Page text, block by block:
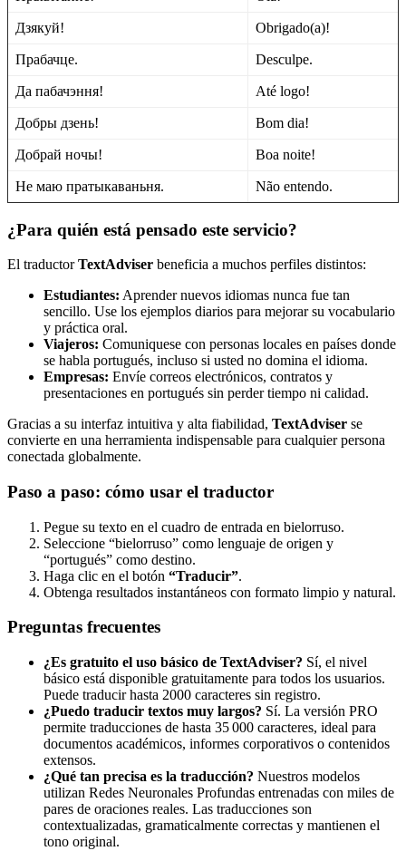
Дзякуй! Obrigado(a)!
Прабачце. Desculpe.
Да пабачэння! Até logo!
Добры дзень! Bom dia!
Добрай ночы! Boa noite!
Не маю пратыкаваньня. Não entendo.
¿Para quién está pensado este servicio?
El traductorTextAdviser beneficia a muchos perfiles distintos:
Estudiantes: Aprender nuevos idiomas nunca fue tan
sencillo. Use los ejemplos diarios para mejorar su vocabulario
y práctica oral.
Viajeros: Comuniquese con personas locales en países donde
se habla portugués, incluso si usted no domina el idioma.
Empresas: Envíe correos electrónicos, contratos y
presentaciones en portugués sin perder tiempo ni calidad.
Gracias a su interfaz intuitiva y alta fiabilidad, TextAdviser se
convierte en una herramienta indispensable para cualquier persona
conectada globalmente.
Paso a paso: cómo usar el traductor
Pegue su texto en el cuadro de entrada en bielorruso.
Seleccione “bielorruso” como lenguaje de origen y
“portugués” como destino.
Haga clic en el botón “Traducir”.
Obtenga resultados instantáneos con formato limpio y natural.
Preguntas frecuentes
¿Es gratuito el uso básico de TextAdviser? Sí, el nivel
básico está disponible gratuitamente para todos los usuarios.
Puede traducir hasta 2000 caracteres sin registro.
¿Puedo traducir textos muy largos? Sí. La versión PRO
permite traducciones de hasta 35 000 caracteres, ideal para
documentos académicos, informes corporativos o contenidos
extensos.
¿Qué tan precisa es la traducción? Nuestros modelos
utilizan Redes Neuronales Profundas entrenadas con miles de
pares de oraciones reales. Las traducciones son
contextualizadas, gramaticalmente correctas y mantienen el
tono original.